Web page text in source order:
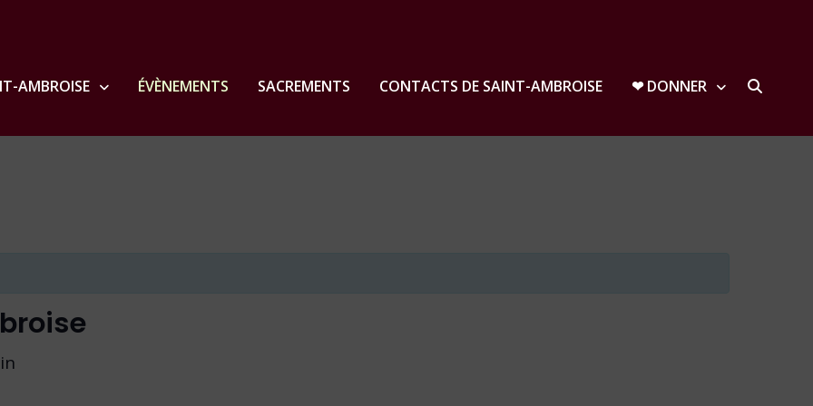
AMBROISE ÉVÈNEMENTS SACREMENTS CONTACTS DE SAINT-AMBROISE ❤︎ DONNER